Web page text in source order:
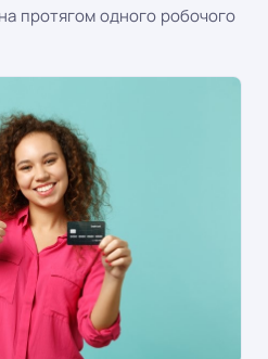
протягом одного робочого